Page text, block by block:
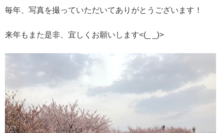
毎年、写真を撮っていただいてありがとうございます！
来年もまた是非、宜しくお願いします<(_ _)>